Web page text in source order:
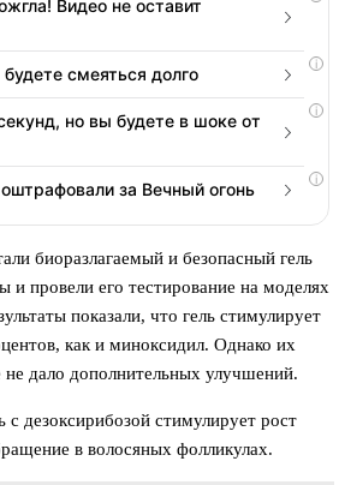
Видео не оставит
i
смеяться долго
i
но вы будете в шоке от
i
за Вечный огонь
биоразлагаемый и безопасный гель
и провели его тестирование на моделях
показали, что гель стимулирует
как и миноксидил. Однако их
дало дополнительных улучшений.
дезоксирибозой стимулирует рост
в волосяных фолликулах.